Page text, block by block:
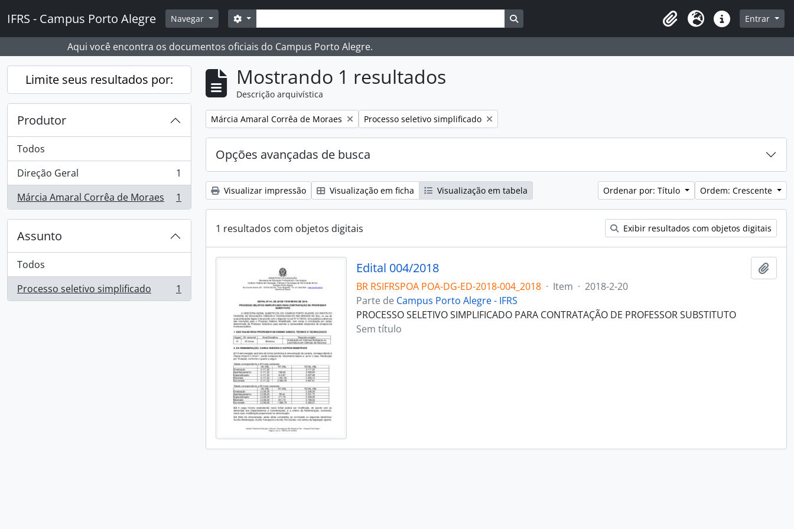
IFRS - Campus Porto Alegre Navegar Buscar
Opções de busca Busque na página de navegação
Idioma Atalhos Entrar
Aqui você encontra os documentos oficiais do Campus Porto Alegre.
Limite seus resultados por:
Produtor
Todos
Direção Geral
, 1 resultados
1
Márcia Amaral Corrêa de Moraes
, 1 resultados 1
Assunto
Todos
Processo seletivo simplificado
, 1 resultados 1
Mostrando 1 resultados
Descrição arquivística
Remover filtro:
Márcia Amaral Corrêa de Moraes Remover filtro:
Processo seletivo simplificado
Opções avançadas de busca
Visualizar impressão Visualização em ficha Visualização em tabela Ordenar por: Título Ordem: Crescente
1 resultados com objetos digitais Exibir resultados com objetos digitais
Edital 004/2018
BR RSIFRSPOA POA-DG-ED-2018-004_2018 · Item · 2018-2-20
Parte de Campus Porto Alegre - IFRS
PROCESSO SELETIVO SIMPLIFICADO PARA CONTRATAÇÃO DE PROFESSOR SUBSTITUTO
Sem título